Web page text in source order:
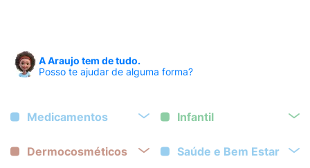
A Araujo tem de tudo.
Posso te ajudar de alguma forma?
Medicamentos Infantil
Dermocosméticos Saúde e Bem Estar